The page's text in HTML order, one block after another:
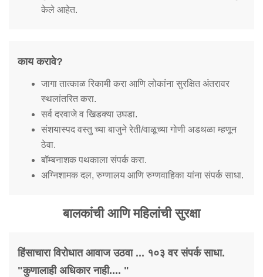
केले आहेत.
काय करावे?
जागा तात्काळ रिकामी करा आणि लोकांना सुरक्षित अंतरावर
स्थलांतरित करा.
सर्व दरवाजे व खिडक्या उघडा.
संशयास्पद वस्तु च्या बाजुने रेती/वाळूच्या गोणी अडथळा म्हणून
ठेवा.
बॉम्बनाशक पथकाला संपर्क करा.
अग्निशामक दल, रुग्णालय आणि रुग्णवाहिका यांना संपर्क साधा.
बालकांची आणि महिलांची सुरक्षा
हिंसाचारा विरोधात आवाज उठवा ... १०३ वर संपर्क साधा.
"कुणालाही अधिकार नाही.... "